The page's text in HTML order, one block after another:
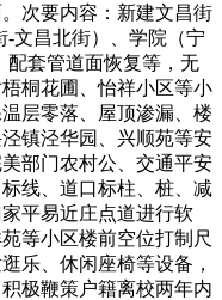
次要内容：新建文昌街
-文昌北街）、学院（宁
配套管道面恢复等，无
桐花圃、怡祥小区等小
层零落、屋顶渗漏、楼
镇泾华园、兴顺苑等安
部门农村公、交通平安
线、道口标柱、桩、减
平易近庄点道进行软
等小区楼前空位打制尺
乐、休闲座椅等设备，
极鞭策户籍离校两年内